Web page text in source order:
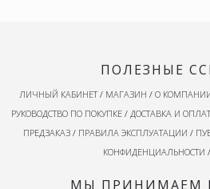
ПОЛЕЗНЫЕ
ЛИЧНЫЙ КАБИНЕТ/ МАГАЗИН / О
РУКОВОДСТВО ПО ПОКУПКЕ/ ДОСТАВКА И
ПРЕДЗАКАЗ / ПРАВИЛА ЭКСПЛУАТАЦИИ /
КОНФИДЕНЦИАЛЬНОСТИ /
МЫ ПРИНИМАЕМ